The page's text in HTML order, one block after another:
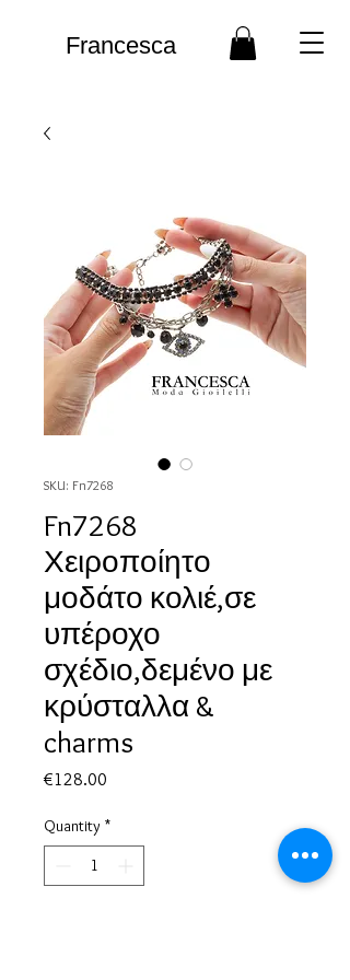
Francesca
SKU: Fn7268
Fn7268
Χειροποίητο
μοδάτο κολιέ,σε
υπέροχο
σχέδιο,δεμένο με
κρύσταλλα &
charms
€128.00
Quantity *